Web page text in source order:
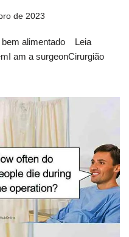
de 2023
bem alimentado Leia
am a surgeonCirurgião